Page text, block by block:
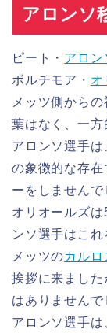
アロンソ
ピート・ アロン
ボルチモア・ オ
メッツ側から
葉はなく、一方
アロンソ選手
の象徴的な存
ーをしませんで
オリオールズ
ンソ選手はこれ
メッツのカルロ
挨拶に来まし
はありませんで
アロンソ選手